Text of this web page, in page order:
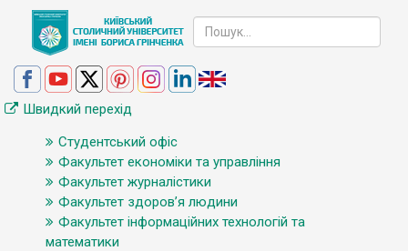
Швидкий перехід
Студентський офіс
Факультет економіки та управління
Факультет журналістики
Факультет здоров’я людини
Факультет інформаційних технологій та
математики